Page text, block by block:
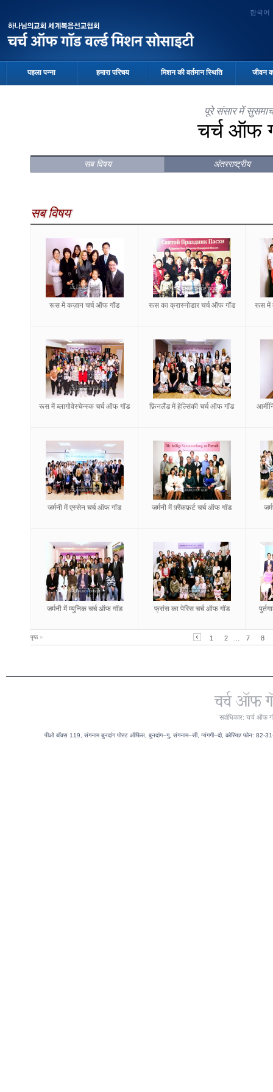
한국어
पहला पन्ना हमारा परिचय मिशन की वर्तमान स्थिति जीवन
पूरे संसार में
चर्च ऑफ
सब विषय अंतरराष्ट्रीय
सब विषय
रूस में कज़ान चर्च ऑफ गॉड रूस का क्रास्नोडार चर्च ऑफ गॉड रूस में
रूस में ब्लागोवेस्चेन्स्क चर्च ऑफ गॉड फ़िनलैंड में हेल्सिंकी चर्च ऑफ गॉड
जर्मनी में एस्सेन चर्च ऑफ गॉड जर्मनी में फ़्रैंकफ़र्ट चर्च ऑफ गॉड
जर्मनी में म्युनिक चर्च ऑफ गॉड फ्रांस का पेरिस चर्च ऑफ गॉड
पृष्ठ » 1 2 7 8
सर्वाधिकार: चर्च ऑफ
पीओ बॉक्स 119, संगनाम बुनदांग पोस्ट ऑफिस, बुनदांग–गु, संगनाम–सी, ग्यंगगी–दो, कोरिया/